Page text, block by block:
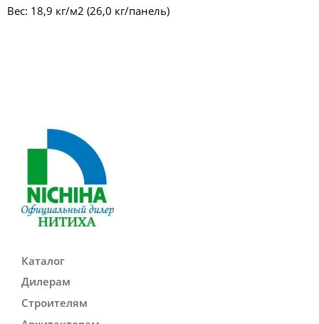
Вес: 18,9 кг/м2 (26,0 кг/панель)
Каталог
Дилерам
Строителям